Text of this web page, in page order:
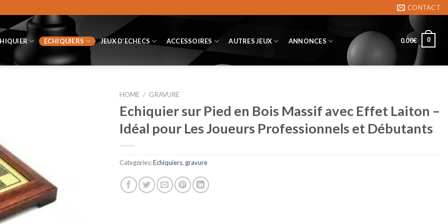
CONTACT
ECHIQUIERS JEUX D’ECHECS ACCESSOIRES AUTRES JEUX ANNONCES 0.00€ 0
HOME / GRAVURE
Echiquier sur Pied en Bois Massif avec Effet Laiton –
Idéal pour Les Joueurs Professionnels et Débutants
Categories:Echiquiers, gravure